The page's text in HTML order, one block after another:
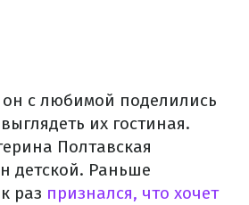
он с любимой поделились
их гостиная.
Полтавская
детской. Раньше
раз признался, что хочет